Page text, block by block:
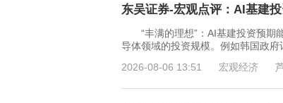
东吴证券-宏观点评：AI基建
“丰满的理想”：AI基建投资预期
导体领域的投资规模。例如韩国政
2026-08-06 13:51
宏观经济